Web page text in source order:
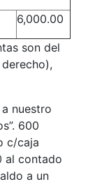
6,000.00
son del
nuestro
600
c/caja
al contado
a un